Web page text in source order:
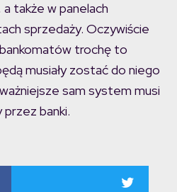
także w panelach
sprzedaży. Oczywiście
trochę to
musiały zostać do niego
sam system musi
banki.